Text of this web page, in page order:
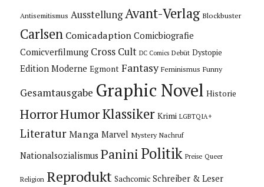
Antisemitismus Ausstellung Avant-Verlag Blockbuster
Carlsen Comicadaption Comicbiografie
Comicverfilmung Cross Cult DC Comics Debüt Dystopie
Edition Moderne Egmont Fantasy Feminismus Funny
Gesamtausgabe Graphic Novel Historie
HorrorHumorKlassiker Krimi LGBTQIA+
Literatur Manga Marvel Mystery Nachruf
Nationalsozialismus Panini Politik Preise Queer
Religion Reprodukt Sachcomic Schreiber & Leser